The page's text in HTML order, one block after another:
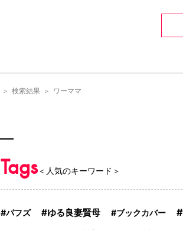
検索結果 ワーママ
Tags＜人気のキーワード＞
パフズ ゆる良妻賢母 ブックカバー